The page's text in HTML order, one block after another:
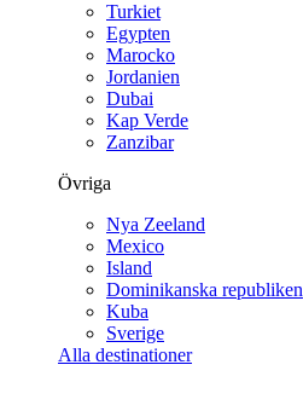
Turkiet
Egypten
Marocko
Jordanien
Dubai
Kap Verde
Zanzibar
Övriga
Nya Zeeland
Mexico
Island
Dominikanska republiken
Kuba
Sverige
Alla destinationer